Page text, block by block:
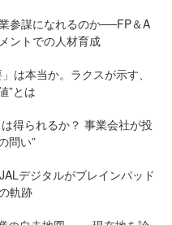
参謀になれるのか──FP＆A
ントでの人材育成
は本当か。ラクスが示す、
”とは
得られるか？ 事業会社が投
問い”
デジタルがブレインパッド
軌跡